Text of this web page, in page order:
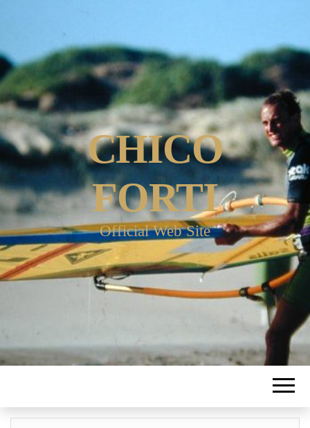
CHICO
FORTI
Official Web Site